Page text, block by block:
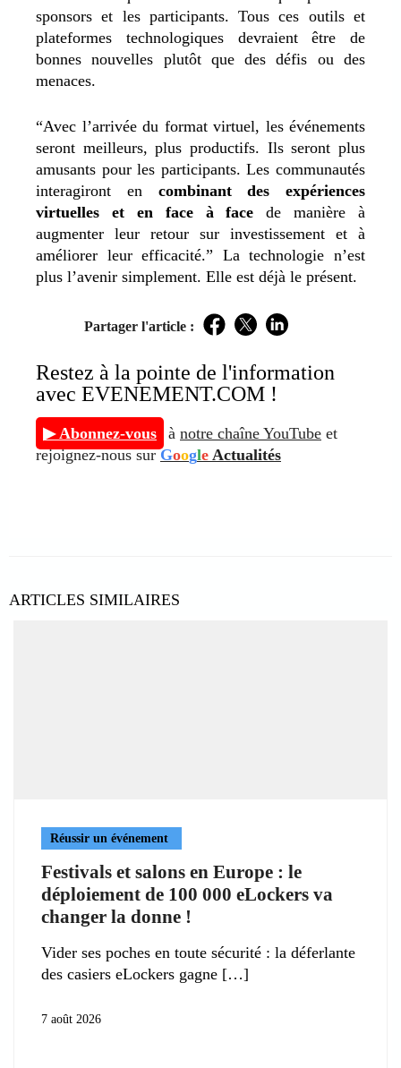
sponsors et les participants. Tous ces outils et
plateformes technologiques devraient être de
bonnes nouvelles plutôt que des défis ou des
menaces.
“Avec l’arrivée du format virtuel, les événements
seront meilleurs, plus productifs. Ils seront plus
amusants pour les participants. Les communautés
interagiront en combinant des expériences
virtuelles et en face à facede manière à
augmenter leur retour sur investissement et à
améliorer leur efficacité.” La technologie n’est
plus l’avenir simplement. Elle est déjà le présent.
Partager l'article : Facebook
TwitterLinkedIn
Restez à la pointe de l'information
avec EVENEMENT.COM !
▶ Abonnez-vous à notre chaîne YouTube et
rejoignez-nous surGoogle Actualités
ARTICLES SIMILAIRES
Réussir un événement
Festivals et salons en Europe : le
déploiement de 100 000 eLockers va
changer la donne !
Vider ses poches en toute sécurité : la déferlante
des casiers eLockers gagne
7 août 2026